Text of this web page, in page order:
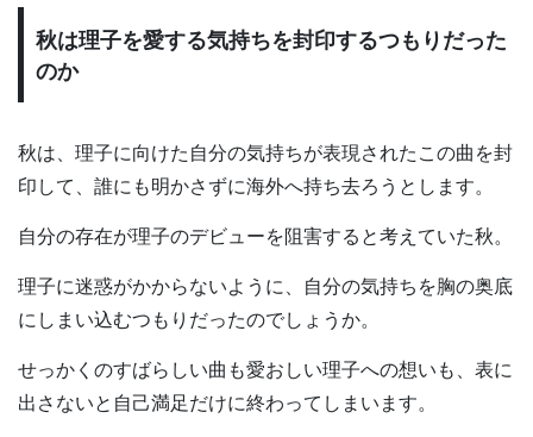
秋は理子を愛する気持ちを封印するつもりだった
のか
秋は、理子に向けた自分の気持ちが表現されたこの曲を封
印して、誰にも明かさずに海外へ持ち去ろうとします。
自分の存在が理子のデビューを阻害すると考えていた秋。
理子に迷惑がかからないように、自分の気持ちを胸の奥底
にしまい込むつもりだったのでしょうか。
せっかくのすばらしい曲も愛おしい理子への想いも、表に
出さないと自己満足だけに終わってしまいます。